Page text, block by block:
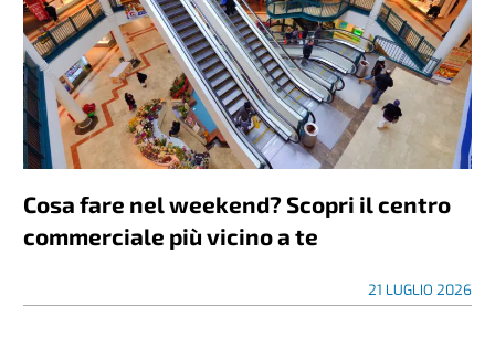
Cosa fare nel weekend? Scopri il centro
commerciale più vicino a te
21 LUGLIO 2026